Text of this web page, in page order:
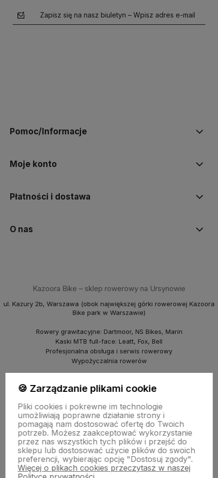
Zapisz się na nasz biuletyn – Wpisz adres e-mail
Pomoc/Informacje
Moje konto
Płatności i dostawa
O nas
Kazoora Bike – sklep rowerowy na Ursynowie
ul. Kazury 2b, Warszawa (obok największej górki rowerowej Kazoora
Bike park w Warszawie)
Rowery grawitacyjne: Dartmoor, NS Bikes, Marin
Kaski MTB full-face: Leatt, Fox, Bell
Profesjonalna obsługa i serwis rowerowy
Wypożyczalnia rowerów
piBike – sklep rowerowy na Młocinach
ul. Farysa 60b, Warszawa
Rowery crossowe i miejskie (Marin, NS Bikes, Polka)
Punkt odbioru i serwis
© 2025 Kazoora BIKE & piBike. Wszelkie prawa zastrzeżone.
🍪 Zarządzanie plikami cookie
Pliki cookies i pokrewne im technologie
umożliwiają poprawne działanie strony i
pomagają nam dostosować ofertę do Twoich
potrzeb. Możesz zaakceptować wykorzystanie
przez nas wszystkich tych plików i przejść do
sklepu lub dostosować użycie plików do swoich
preferencji, wybierając opcję "Dostosuj zgody".
Więcej o plikach cookies przeczytasz w naszej